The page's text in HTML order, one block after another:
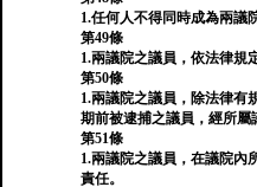
1.任何人不得同時成為兩議
第49條
1.兩議院之議員，依法律規
第50條
1.兩議院之議員，除法律有
期前被逮捕之議員，經所屬
第51條
1.兩議院之議員，在議院內
責任。